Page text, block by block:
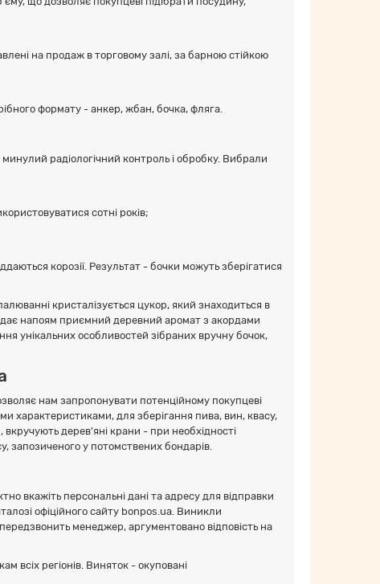
на продаж в торговому залі, за барною стійкою
формату - анкер, жбан, бочка, фляга.
радіологічний контроль і обробку. Вибрали
сотні років;
корозії. Результат - бочки можуть зберігатися
кристалізується цукор, який знаходиться в
напоям приємний деревний аромат з акордами
унікальних особливостей зібраних вручну бочок,
нам запропонувати потенційному покупцеві
характеристиками, для зберігання пива, вин, квасу,
дерев'яні крани - при необхідності
запозиченого у потомствених бондарів.
вкажіть персональні дані та адресу для відправки
офіційного сайту bonpos.ua. Виникли
менеджер, аргументовано відповість на
всіх регіонів. Виняток - окуповані